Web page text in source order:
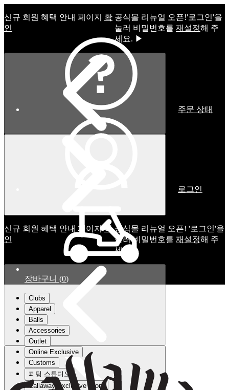
신규 회원 혜택 안내 페이지 확
인
공식몰 리뉴얼 오픈!ㅤ'로그인'을
눌러 비밀번호를 재설정해 주
세요. ▶
신규 회원 혜택 안내 페이지확
인
공식몰 리뉴얼 오픈! '로그인'을
눌러 비밀번호를 재설정해 주
세요.
주문 상태
로그인
장바구니 (0)
Clubs
Apparel
Balls
Accessories
Outlet
Online Exclusive
Customs
피팅 스튜디오
Callaway Exclusive Store